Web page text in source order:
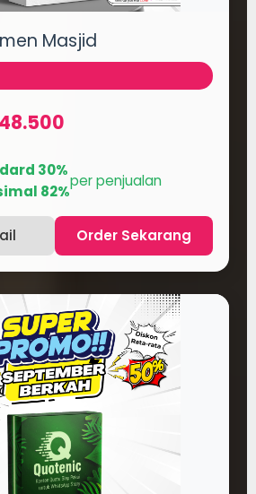
Masjid
30%
82%
per penjualan
Order Sekarang